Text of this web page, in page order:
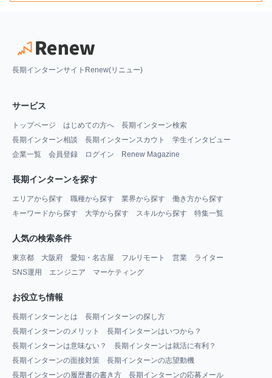
長期インターンサイトRenew(リニュー)
サービス
トップページ はじめての方へ
長期インターン検索
長期インターン相談
長期インターンスカウト
学生インタビュー
企業一覧
会員登録 ログイン Renew Magazine
長期インターンを探す
エリアから探す 職種から探す 業界から探す
働き方から探す
キーワードから探す
大学から探す スキルから探す 特集一覧
人気の検索条件
東京都 大阪府 愛知・名古屋 フルリモート 営業
ライター
SNS運用
エンジニア マーケティング
お役立ち情報
長期インターンとは
長期インターンの探し方
長期インターンのメリット
長期インターンはいつから？
長期インターンは意味ない？
長期インターンは就活に有利？
長期インターンの面接対策
長期インターンの志望動機
長期インターンの履歴書の書き方
長期インターンの応募メール